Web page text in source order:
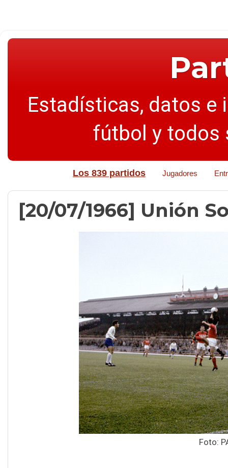
Estadísticas, datos e
fútbol y todos
Los 839 partidos Jugadores
[20/07/1966] Unión
Foto: